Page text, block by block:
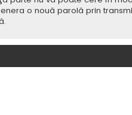
o nouă parolă prin